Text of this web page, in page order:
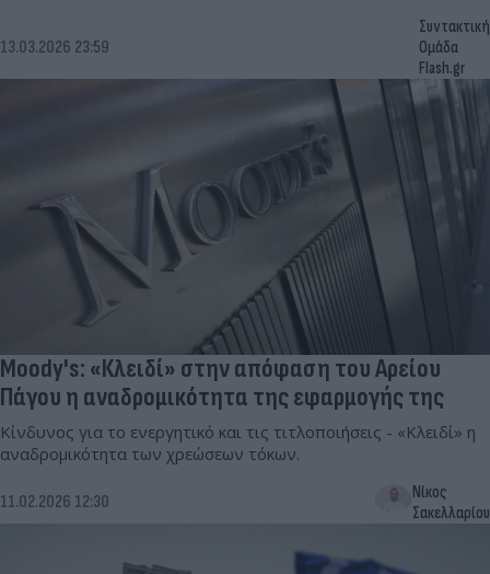
13.03.2026 23:59
Συντακτική
Ομάδα
Flash.gr
Μoody's: «Κλειδί» στην απόφαση του Αρείου
Πάγου η αναδρομικότητα της εφαρμογής της
Κίνδυνος για το ενεργητικό και τις τιτλοποιήσεις - «Κλειδί» η
αναδρομικότητα των χρεώσεων τόκων.
11.02.2026 12:30
Νίκος
Σακελλαρίου